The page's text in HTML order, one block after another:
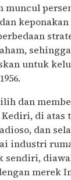
muncul
untuk
dan
di atas
dan
industri
sendiri,
merek